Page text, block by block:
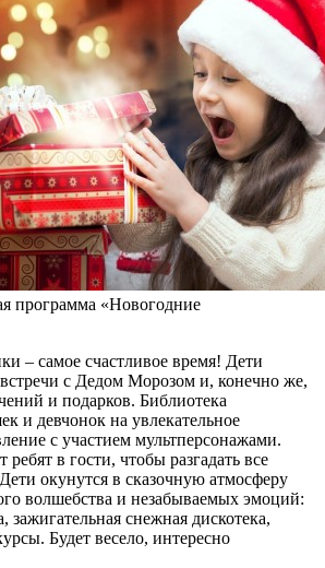
программа «Новогодние
– самое счастливое время! Дети
с Дедом Морозом и, конечно же,
и подарков. Библиотека
и девчонок на увлекательное
с участием мультперсонажами.
в гости, чтобы разгадать все
окунутся в сказочную атмосферу
волшебства и незабываемых эмоций:
зажигательная снежная дискотека,
Будет весело, интересно